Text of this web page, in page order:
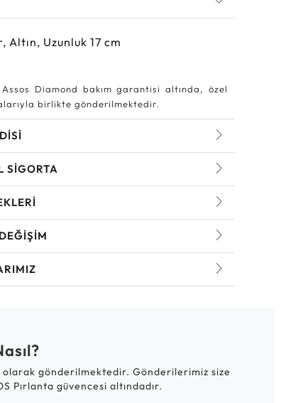
Altın, Uzunluk 17 cm
Diamond bakım garantisi altında, özel
birlikte gönderilmektedir.
SİGORTA
gönderilmektedir. Gönderilerimiz size
Pırlanta güvencesi altındadır.